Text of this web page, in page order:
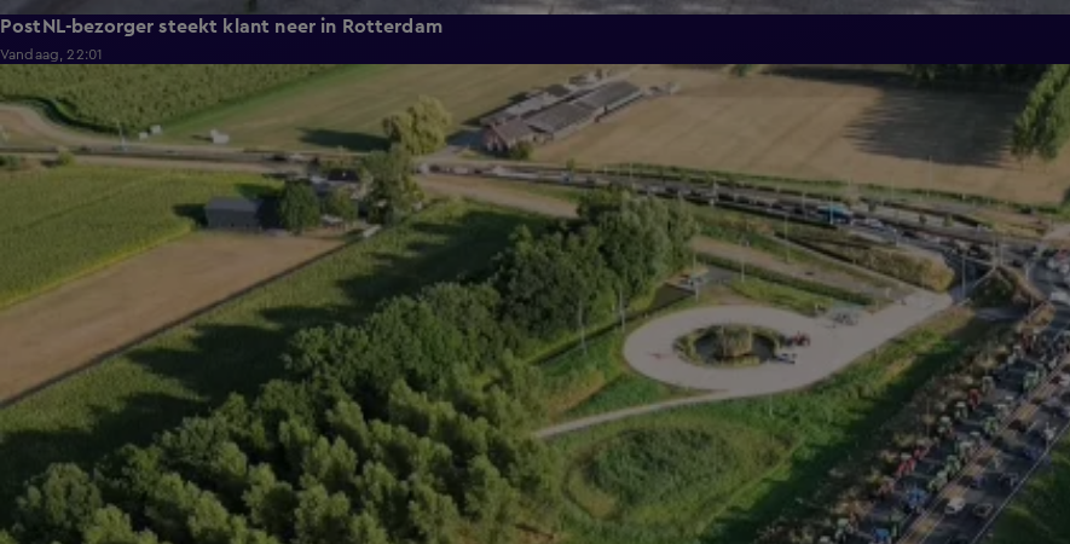
PostNL-bezorger steekt klant neer in Rotterdam
Vandaag, 22:01